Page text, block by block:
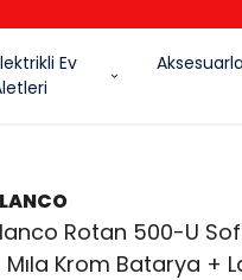
Ev
Rotan 500-U
Mıla Krom Batarya +